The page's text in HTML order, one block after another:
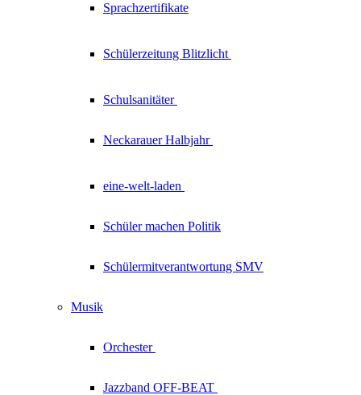
Sprachzertifikate
Schülerzeitung Blitzlicht
Schulsanitäter
NeckarauerHalbjahr
eine-welt-laden
Schüler machen Politik
Schülermitverantwortung SMV
Musik
Orchester
Jazzband OFF-BEAT